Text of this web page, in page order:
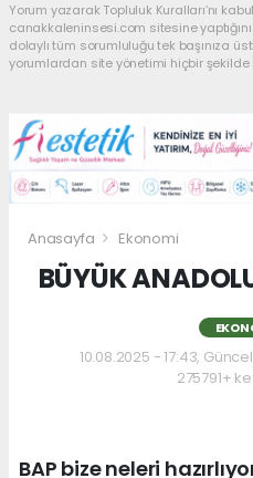
Yorum yazarak Topluluk Kuralları’nı
canakkaleninsesi.com sitesine
dolaylı tüm sorumluluğu tek başınıza
yorumlardan site yönetimi hiçbir
Anasayfa Ekonomi
BÜYÜK
10.08.2025 - 17:43,
275791+
BAP bize neleri